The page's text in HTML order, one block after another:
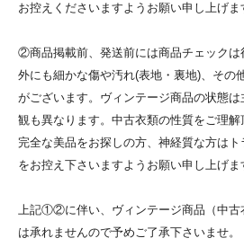
お控えくださいますようお願い申し上げま
②商品掲載前、発送前には商品チェックは
外にも細かな傷や汚れ(表地・裏地)、その
がございます。ヴィンテージ商品の状態
観も異なります。中古衣類の性質をご理
完全な美品をお探しの方、神経質な方は
をお控え下さいますようお願い申し上げま
上記①②に伴い、ヴィンテージ商品（中古
は承れませんので予めご了承下さいませ。